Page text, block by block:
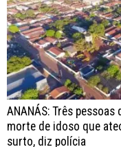
ANANÁS: Três
morte de idoso que
surto, diz polícia